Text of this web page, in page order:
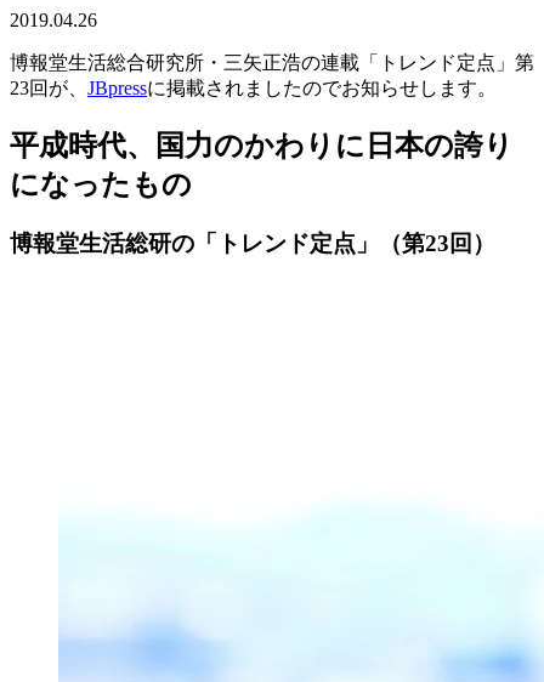
2019.04.26
博報堂生活総合研究所・三矢正浩の連載「トレンド定点」第
23回が、 JBpressに掲載されましたのでお知らせします。
平成時代、国力のかわりに日本の誇り
になったもの
博報堂生活総研の「トレンド定点」（第23回）